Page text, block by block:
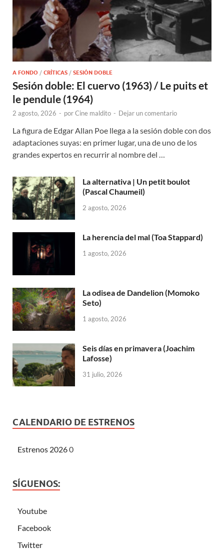
A FONDO / CRÍTICAS / SESIÓN DOBLE
Sesión doble: El cuervo (1963) / Le puits et
le pendule (1964)
2 agosto, 2026 - porCine maldito - Dejar un comentario
La figura de Edgar Allan Poe llega a la sesión doble con dos
adaptaciones suyas: en primer lugar, una de uno de los
grandes expertos en recurrir al nombre del …
La alternativa | Un petit boulot
(Pascal Chaumeil)
2 agosto, 2026
La herencia del mal (Toa Stappard)
1 agosto, 2026
La odisea de Dandelion (Momoko
Seto)
1 agosto, 2026
Seis días en primavera (Joachim
Lafosse)
31 julio, 2026
CALENDARIO DE ESTRENOS
Estrenos 20260
SÍGUENOS:
Youtube
Facebook
Twitter